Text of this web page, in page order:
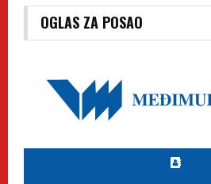
OGLAS ZA POSAO